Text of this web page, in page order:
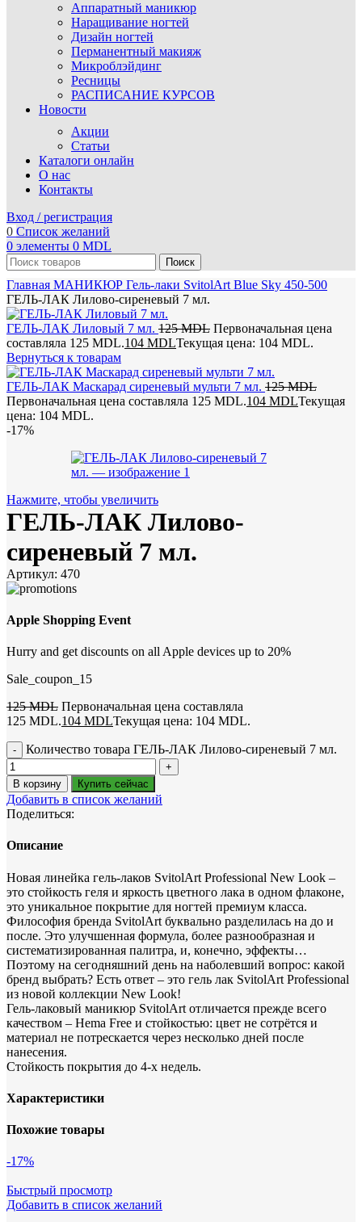
Аппаратный маникюр
Наращивание ногтей
Дизайн ногтей
Перманентный макияж
Микроблэйдинг
Ресницы
РАСПИСАНИЕ КУРСОВ
Новости
Акции
Статьи
Каталоги онлайн
О нас
Контакты
Вход / регистрация
0 Список желаний
0 элементы 0 MDL
Поиск
Главная МАНИКЮР Гель-лаки SvitolArt Blue Sky 450-500
ГЕЛЬ-ЛАК Лилово-сиреневый 7 мл.
ГЕЛЬ-ЛАК Лиловый 7 мл. 125MDL Первоначальная цена
составляла 125 MDL.104 MDLТекущая цена: 104 MDL.
Вернуться к товарам
ГЕЛЬ-ЛАК Маскарад сиреневый мульти 7 мл. 125MDL
Первоначальная цена составляла 125 MDL.104 MDLТекущая
цена: 104 MDL.
-17%
Нажмите, чтобы увеличить
ГЕЛЬ-ЛАК Лилово-
сиреневый 7 мл.
Артикул: 470
Apple Shopping Event
Hurry and get discounts on all Apple devices up to 20%
Sale_coupon_15
125MDL Первоначальная цена составляла
125 MDL.104 MDLТекущая цена: 104 MDL.
Количество товара ГЕЛЬ-ЛАК Лилово-сиреневый 7 мл.
В корзину Купить сейчас
Добавить в список желаний
Поделиться:
Описание
Новая линейка гель-лаков SvitolArt Professional New Look –
это стойкость геля и яркость цветного лака в одном флаконе,
это уникальное покрытие для ногтей премиум класса.
Философия бренда SvitolArt буквально разделилась на до и
после. Это улучшенная формула, более разнообразная и
систематизированная палитра, и, конечно, эффекты…
Поэтому на сегодняшний день на наболевший вопрос: какой
бренд выбрать? Есть ответ – это гель лак SvitolArt Professional
из новой коллекции New Look!
Гель-лаковый маникюр SvitolArt отличается прежде всего
качеством – Hema Free и стойкостью: цвет не сотрётся и
материал не потрескается через несколько дней после
нанесения.
Стойкость покрытия до 4-х недель.
Характеристики
Похожие товары
-17%
Быстрый просмотр
Добавить в список желаний